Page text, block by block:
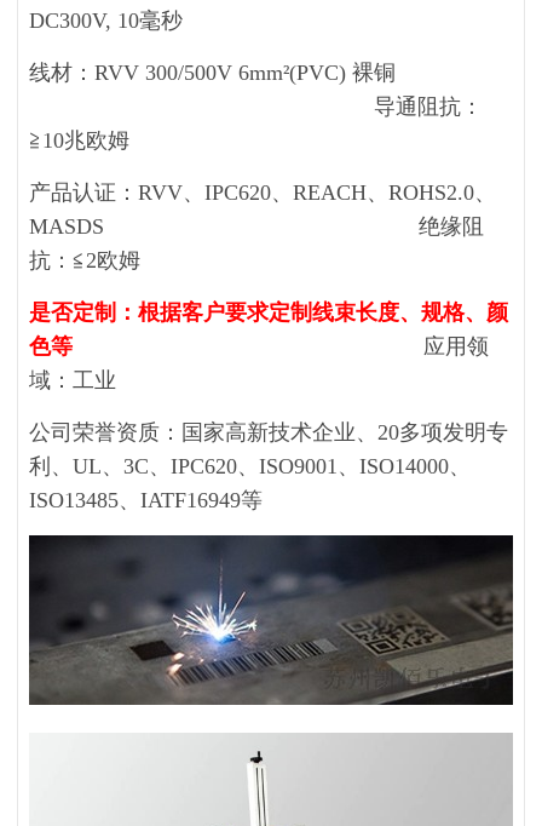
DC300V, 10毫秒
线材： RVV 300/500V 6mm²(PVC)裸铜
导通 阻抗：
≧10兆欧姆
产品认证： RVV、IPC620、REACH、ROHS2.0、
MASDS 绝缘阻
抗：≦2欧姆
是否定制：根据客户要求定制 线束长度、规格、颜
色等
应用领
域：工业
公司荣誉资质：国家高新技术企业、20多项发明专
利、UL、3C、IPC620、ISO9001、ISO14000、
ISO13485、IATF16949等